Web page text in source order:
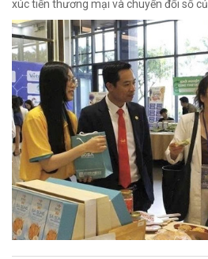
xúc tiến thương mại và chuyển đổi số